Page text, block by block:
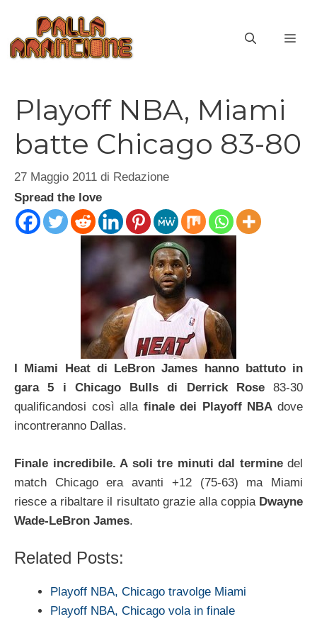
contenuto
Playoff NBA, Miami
batte Chicago 83-80
27 Maggio 2011 di Redazione
Spread the love
I Miami Heat di LeBron James hanno battuto in
gara 5 i Chicago Bulls di Derrick Rose 83-30
qualificandosi così alla finale dei Playoff NBAdove
incontreranno Dallas.
Finale incredibile. A soli tre minuti dal terminedel
match Chicago era avanti +12 (75-63) ma Miami
riesce a ribaltare il risultato grazie alla coppia Dwayne
Wade-LeBron James.
Related Posts:
Playoff NBA, Chicago travolge Miami
Playoff NBA, Chicago vola in finale